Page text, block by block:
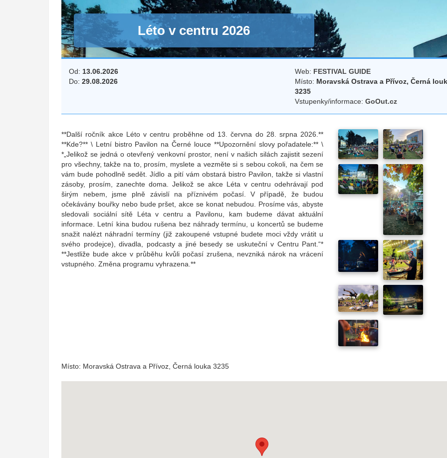
Léto v centru 2026
Od: 13.06.2026
Do: 29.08.2026
Web: FESTIVAL GUIDE
Místo: Moravská Ostrava a Přívoz, Černá
3235
Vstupenky/informace:GoOut.cz
**Další ročník akce Léto v centru proběhne od 13. června do 28. srpna 2026.**
**Kde?** \ Letní bistro Pavilon na Černé louce **Upozornění slovy pořadatele:** \
*„Jelikož se jedná o otevřený venkovní prostor, není v našich silách zajistit sezení
pro všechny, takže na to, prosím, myslete a vezměte si s sebou cokoli, na čem se
vám bude pohodlně sedět. Jídlo a pití vám obstará bistro Pavilon, takže si vlastní
zásoby, prosím, zanechte doma. Jelikož se akce Léta v centru odehrávají pod
širým nebem, jsme plně závislí na příznivém počasí. V případě, že budou
očekávány bouřky nebo bude pršet, akce se konat nebudou. Prosíme vás, abyste
sledovali sociální sítě Léta v centru a Pavilonu, kam budeme dávat aktuální
informace. Letní kina budou rušena bez náhrady termínu, u koncertů se budeme
snažit nalézt náhradní termíny (již zakoupené vstupné budete moci vždy vrátit u
svého prodejce), divadla, podcasty a jiné besedy se uskuteční v Centru Pant.“*
**Jestliže bude akce v průběhu kvůli počasí zrušena, nevzniká nárok na vrácení
vstupného. Změna programu vyhrazena.**
Místo: Moravská Ostrava a Přívoz, Černá louka 3235